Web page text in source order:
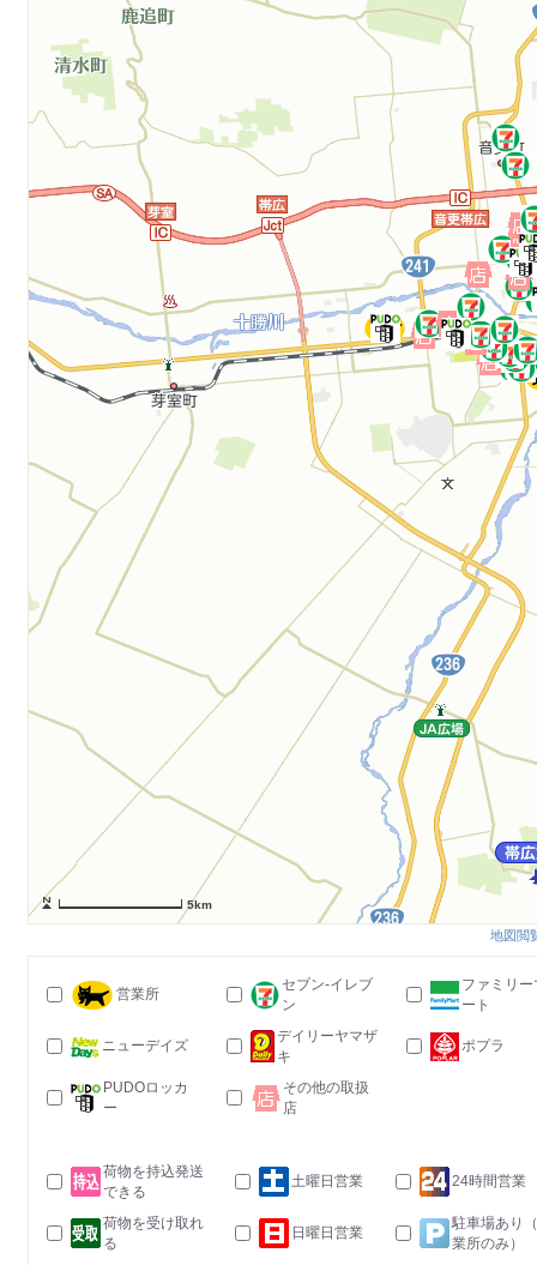
5km
地図閲
営業所
セブン-イレブ
ン
ファミリー
ート
ニューデイズ
デイリーヤマザ
キ
ポプラ
PUDOロッカ
ー
その他の取扱
店
荷物を持込発送
できる
土曜日営業 24時間営業
荷物を受け取れ
る
日曜日営業
駐車場あり
業所のみ）